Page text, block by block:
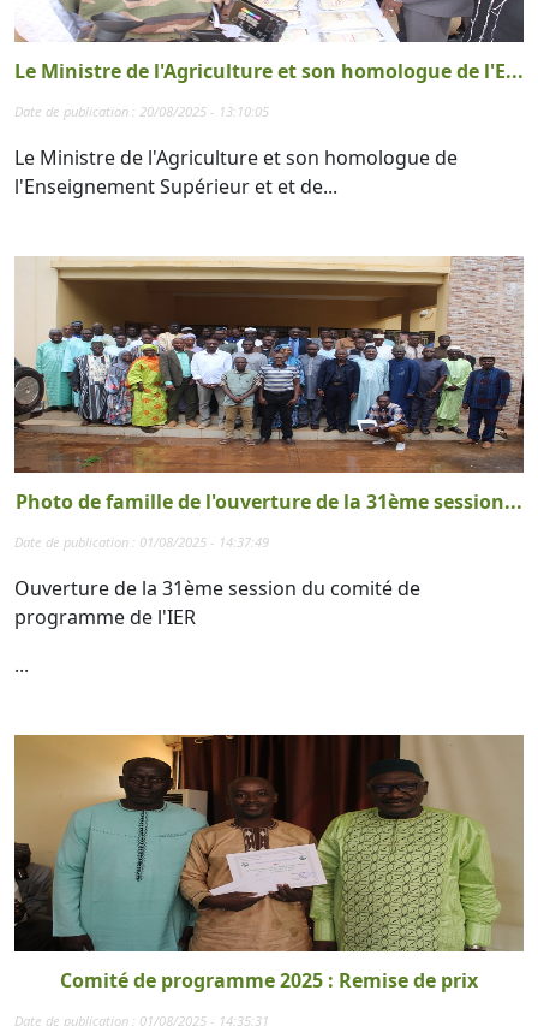
Le Ministre de l'Agriculture et son homologue de l'E...
Date de publication : 20/08/2025 - 13:10:05
Le Ministre de l'Agriculture et son homologue de
l'Enseignement Supérieur et et de...
Photo de famille de l'ouverture de la 31ème session...
Date de publication : 01/08/2025 - 14:37:49
Ouverture de la 31ème session du comité de
programme de l'IER
...
Comité de programme 2025 : Remise de prix
Date de publication : 01/08/2025 - 14:35:31